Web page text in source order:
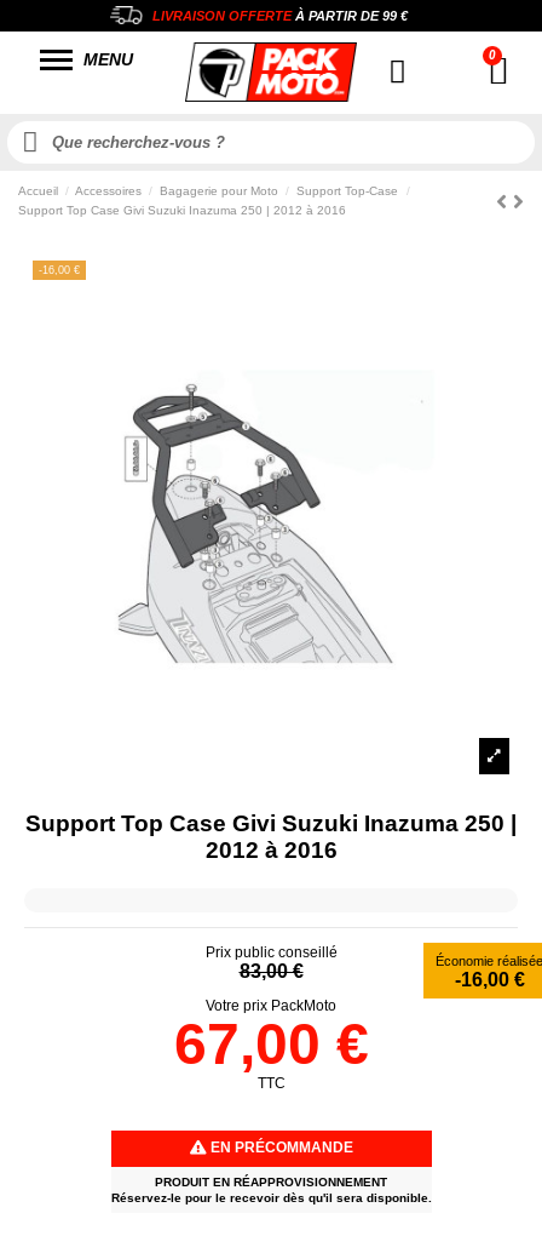
LIVRAISON OFFERTEÀ PARTIR DE99 €
MENU
Accueil Accessoires Bagagerie pour Moto
Support Top-Case
Support Top Case Givi Suzuki Inazuma 250 | 2012 à 2016
-16,00 €
Support Top Case Givi Suzuki Inazuma 250 |
2012 à 2016
Prix public conseillé
83,00 € Économie réalisée
-16,00 €
Votre prix PackMoto
67,00 €
TTC
EN PRÉCOMMANDE
PRODUIT EN RÉAPPROVISIONNEMENT
Réservez-le pour le recevoir dès qu'il sera disponible.